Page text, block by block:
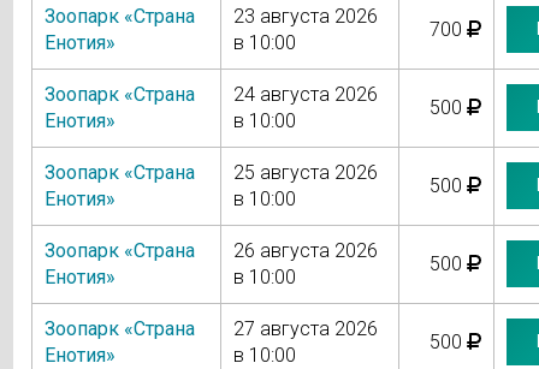
Зоопарк «Страна
Енотия»
23 августа 2026
в 10:00
700
Зоопарк «Страна
Енотия»
24 августа 2026
в 10:00
500
Зоопарк «Страна
Енотия»
25 августа 2026
в 10:00
500
Зоопарк «Страна
Енотия»
26 августа 2026
в 10:00
500
Зоопарк «Страна
Енотия»
27 августа 2026
в 10:00
500